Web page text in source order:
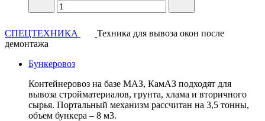
СПЕЦТЕХНИКА
Техника для вывоза окон после
демонтажа
Бункеровоз
Контейнеровоз на базе МАЗ, КамАЗ подходят для
вывоза стройматериалов, грунта, хлама и вторичного
сырья. Портальный механизм рассчитан на 3,5 тонны,
объем бункера – 8 м3.